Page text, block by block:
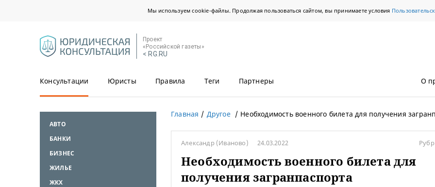
Мы используем cookie-файлы. Продолжая пользоваться сайтом, вы принимаете условия
Проект
«Российской газеты»
< RG.RU
Консультации Юристы Правила Теги Партнеры О
АВТО
БАНКИ
БИЗНЕС
ЖИЛЬЕ
ЖКХ
Главная Другое Необходимость военного билета для получения
Александр(Иваново) 24.03.2022
Необходимость военного билета для
получения загранпаспорта